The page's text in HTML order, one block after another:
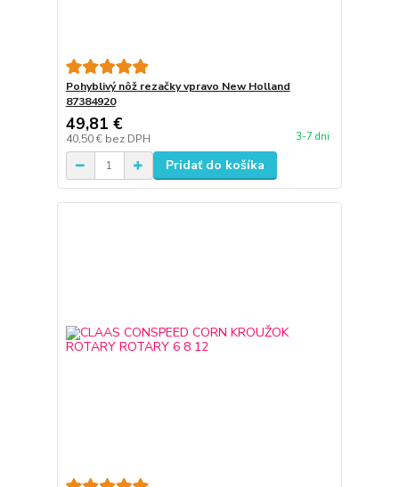
Pohyblivý nôž rezačky vpravo New Holland
87384920
49,81 €
40,50 € bez DPH 3-7 dni
Pridať do košíka